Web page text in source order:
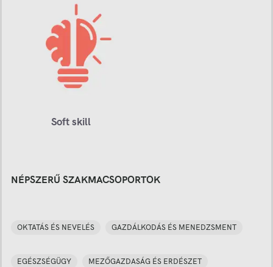
Soft skill
NÉPSZERŰ SZAKMACSOPORTOK
OKTATÁS ÉS NEVELÉS GAZDÁLKODÁS ÉS MENEDZSMENT
EGÉSZSÉGÜGY MEZŐGAZDASÁG ÉS ERDÉSZET